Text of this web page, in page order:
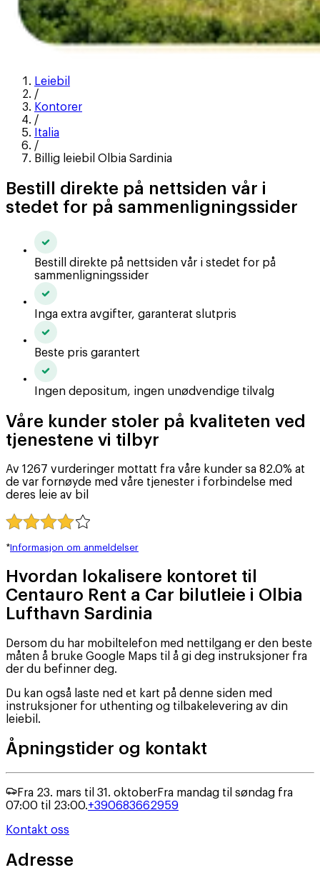
Leiebil
/
Kontorer
/
Italia
/
Billig leiebil Olbia Sardinia
Bestill direkte på nettsiden vår i
stedet for på sammenligningssider
Bestill direkte på nettsiden vår i stedet for på
sammenligningssider
Inga extra avgifter, garanterat slutpris
Beste pris garantert
Ingen depositum, ingen unødvendige tilvalg
Våre kunder stoler på kvaliteten ved
tjenestene vi tilbyr
Av 1267 vurderinger mottatt fra våre kunder sa 82.0% at
de var fornøyde med våre tjenester i forbindelse med
deres leie av bil
*Informasjon om anmeldelser
Hvordan lokalisere kontoret til
Centauro Rent a Car bilutleie i Olbia
Lufthavn Sardinia
Dersom du har mobiltelefon med nettilgang er den beste
måten å bruke Google Maps til å gi deg instruksjoner fra
der du befinner deg.
Du kan også laste ned et kart på denne siden med
instruksjoner for uthenting og tilbakelevering av din
leiebil.
Åpningstider og kontakt
Fra 23. mars til 31. oktoberFra mandag til søndag fra
07:00 til 23:00.+390683662959
Kontakt oss
Adresse